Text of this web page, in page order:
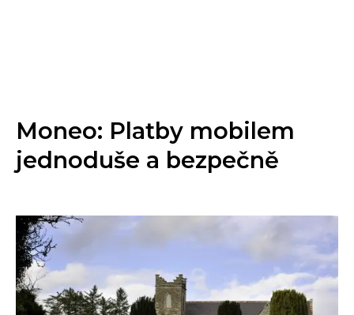
Moneo: Platby mobilem
jednoduše a bezpečně